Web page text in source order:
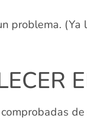
problema.